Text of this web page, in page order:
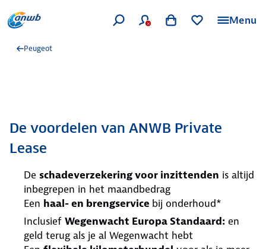
Menu
Peugeot
De voordelen van ANWB Private
Lease
De schadeverzekering voor inzittenden is altijd
inbegrepen in het maandbedrag
Een haal- en brengservice bij onderhoud*
Inclusief Wegenwacht Europa Standaard: en
geld terug als je al Wegenwacht hebt